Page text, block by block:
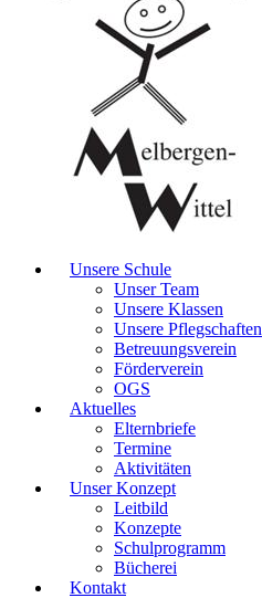
Unsere Schule
Unser Team
Unsere Klassen
Unsere Pflegschaften
Betreuungsverein
Förderverein
OGS
Aktuelles
Elternbriefe
Termine
Aktivitäten
Unser Konzept
Leitbild
Konzepte
Schulprogramm
Bücherei
Kontakt